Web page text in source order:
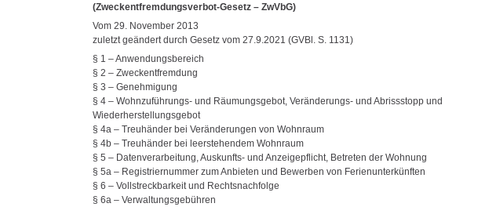
(Zweckentfremdungsverbot-Gesetz – ZwVbG)
Vom 29. November 2013
zuletzt geändert durch Gesetz vom 27.9.2021 (GVBl. S. 1131)
§ 1 – Anwendungsbereich
§ 2 – Zweckentfremdung
§ 3 – Genehmigung
§ 4 – Wohnzuführungs- und Räumungsgebot, Veränderungs- und Abrissstopp und
Wiederherstellungsgebot
§ 4a – Treuhänder bei Veränderungen von Wohnraum
§ 4b – Treuhänder bei leerstehendem Wohnraum
§ 5 – Datenverarbeitung, Auskunfts- und Anzeigepflicht, Betreten der Wohnung
§ 5a – Registriernummer zum Anbieten und Bewerben von Ferienunterkünften
§ 6 – Vollstreckbarkeit und Rechtsnachfolge
§ 6a – Verwaltungsgebühren